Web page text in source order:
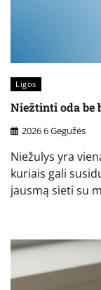
Ligos
Niežtinti oda be
2026 6 Gegužės
Niežulys yra
kuriais gali
jausmą sieti su